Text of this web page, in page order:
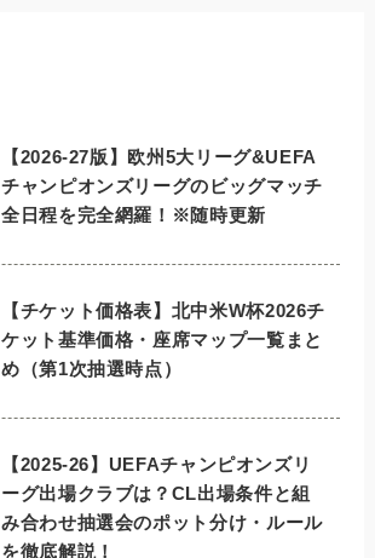
【2026-27版】欧州5大リーグ&UEFA
チャンピオンズリーグのビッグマッチ
全日程を完全網羅！※随時更新
【チケット価格表】北中米W杯2026チ
ケット基準価格・座席マップ一覧まと
め（第1次抽選時点）
【2025-26】UEFAチャンピオンズリ
ーグ出場クラブは？CL出場条件と組
み合わせ抽選会のポット分け・ルール
を徹底解説！